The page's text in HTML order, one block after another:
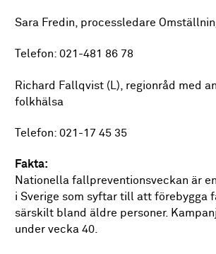
Sara Fredin, processledare
Telefon: 021-481 86 78
Richard Fallqvist (L), regionråd med
folkhälsa
Telefon: 021-17 45 35
Fakta:
Nationella fallpreventionsveckan är
i Sverige som syftar till att förebygga
särskilt bland äldre personer.
under vecka 40.